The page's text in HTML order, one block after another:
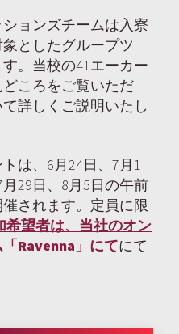
ョンズチームは入寮
としたグループツ
。当校の41エーカー
ころをご覧いただ
詳しくご説明いたし
は、6月24日、7月1
29日、8月5日の午前
されます。定員に限
希望者は、当社のオン
Ravenna」にてにて